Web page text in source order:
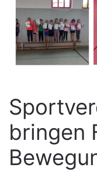
bringen